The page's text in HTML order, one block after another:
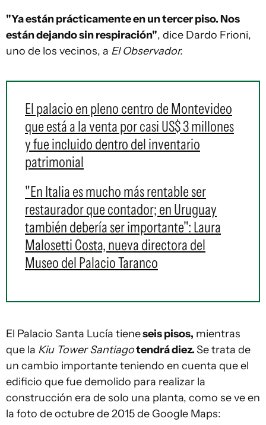
"Ya están prácticamente en un tercer piso. Nos
están dejando sin respiración", dice Dardo Frioni,
uno de los vecinos, a El Observador.
El palacio en pleno centro de Montevideo
que está a la venta por casi US$ 3 millones
y fue incluido dentro del inventario
patrimonial
"En Italia es mucho más rentable ser
restaurador que contador; en Uruguay
también debería ser importante": Laura
Malosetti Costa, nueva directora del
Museo del Palacio Taranco
El Palacio Santa Lucía tieneseis pisos, mientras
que la Kiu Tower Santiagotendrá diez.Se trata de
un cambio importante teniendo en cuenta que el
edificio que fue demolido para realizar la
construcción era de solo una planta, como se ve en
la foto de octubre de 2015 de Google Maps: